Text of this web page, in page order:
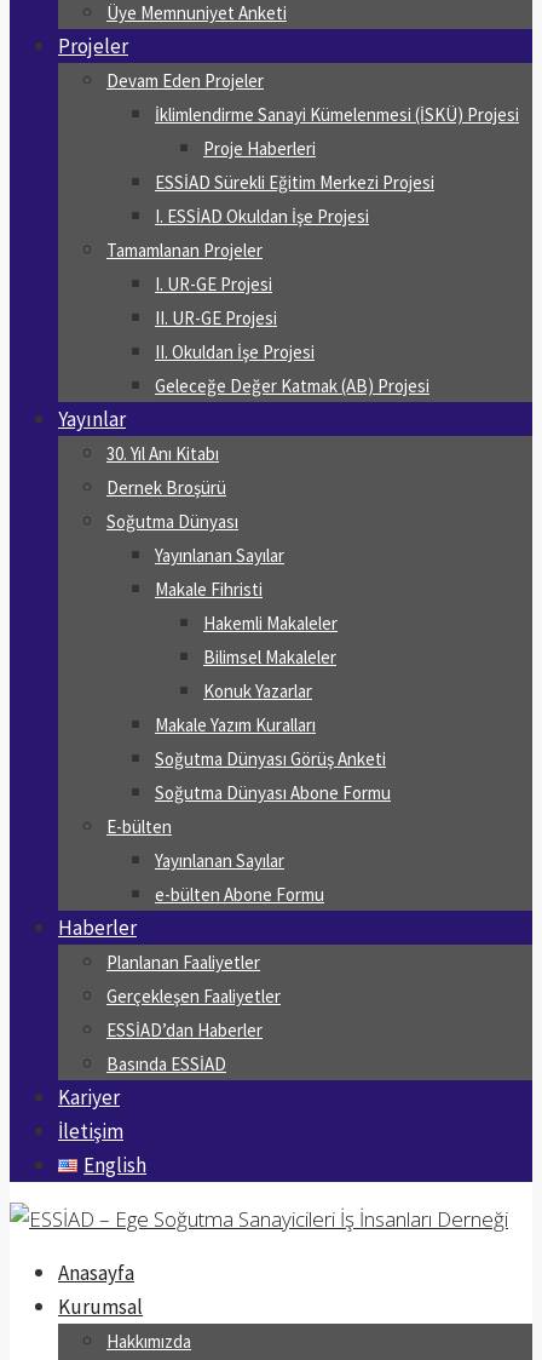
Üye Memnuniyet Anketi
Projeler
Devam Eden Projeler
İklimlendirme Sanayi Kümelenmesi (İSKÜ) Projesi
Proje Haberleri
ESSİAD Sürekli Eğitim Merkezi Projesi
I. ESSİAD Okuldan İşe Projesi
Tamamlanan Projeler
I. UR-GE Projesi
II. UR-GE Projesi
II. Okuldan İşe Projesi
Geleceğe Değer Katmak (AB) Projesi
Yayınlar
30. Yıl Anı Kitabı
Dernek Broşürü
Soğutma Dünyası
Yayınlanan Sayılar
Makale Fihristi
Hakemli Makaleler
Bilimsel Makaleler
Konuk Yazarlar
Makale Yazım Kuralları
Soğutma Dünyası Görüş Anketi
Soğutma Dünyası Abone Formu
E-bülten
Yayınlanan Sayılar
e-bülten Abone Formu
Haberler
Planlanan Faaliyetler
Gerçekleşen Faaliyetler
ESSİAD’dan Haberler
Basında ESSİAD
Kariyer
İletişim
English
Anasayfa
Kurumsal
Hakkımızda